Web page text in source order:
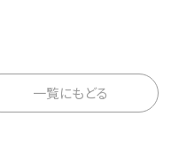
一覧にもどる